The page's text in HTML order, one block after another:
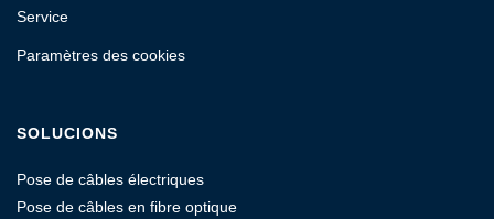
Service
Paramètres des cookies
SOLUCIONS
Pose de câbles électriques
Pose de câbles en fibre optique